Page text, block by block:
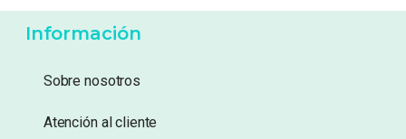
Información
Sobre nosotros
Atención al cliente